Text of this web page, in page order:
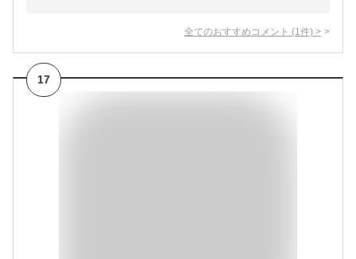
全てのおすすめコメント (1 件) >
17